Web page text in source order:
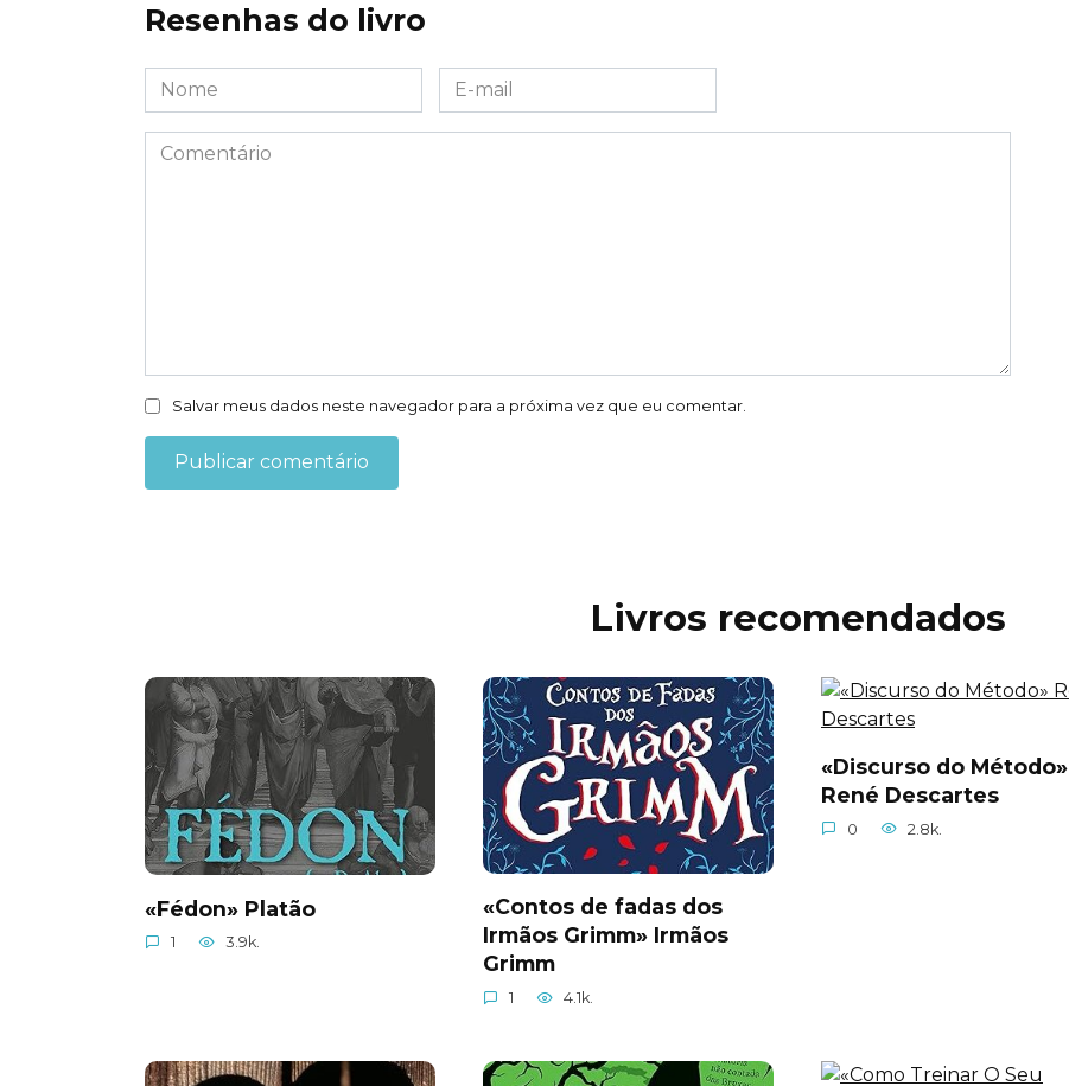
Resenhas do livro
Nome
*
E-
mail
*
Comentário
Salvar meus dados neste navegador para a próxima vez que eu comentar.
Livros recomendados
«Fédon» Platão
1 3.9k.
«Contos de fadas dos
Irmãos Grimm» Irmãos
Grimm
1 4.1k.
«Discurso do Método»
René Descartes
0 2.8k.